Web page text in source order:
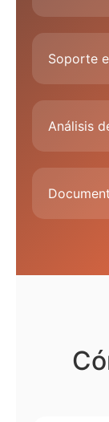
Soporte
Análisis